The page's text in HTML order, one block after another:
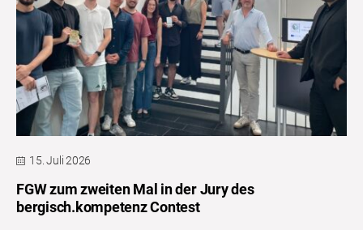
15. Juli 2026
FGW zum zweiten Mal in der Jury des
bergisch.kompetenz Contest